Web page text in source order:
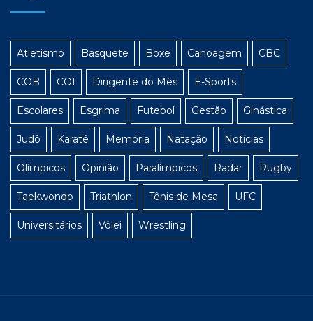
Atletismo Basquete Boxe Canoagem CBC
COB COI Dirigente do Mês E-Sports
Escolares Esgrima Futebol Gestão Ginástica
Judô Karatê Memória Natação Notícias
Olímpicos Opinião Paralímpicos Radar Rugby
Taekwondo Triathlon Tênis de Mesa UFC
Universitários Vôlei Wrestling